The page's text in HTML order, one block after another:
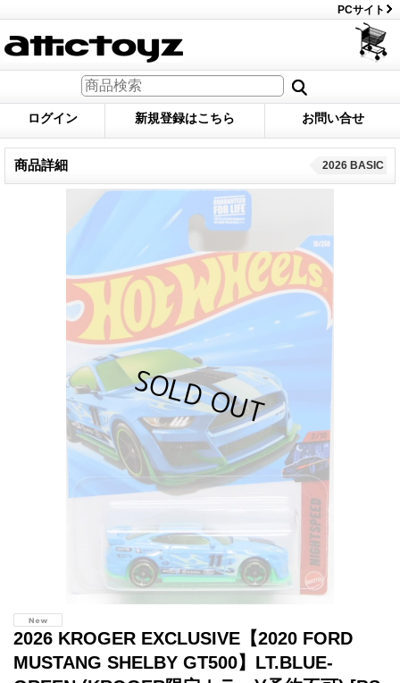
PCサイト
ログイン 新規登録はこちら お問い合せ
商品詳細 2026 BASIC
2026 KROGER EXCLUSIVE【2020 FORD
MUSTANG SHELBY GT500】LT.BLUE-